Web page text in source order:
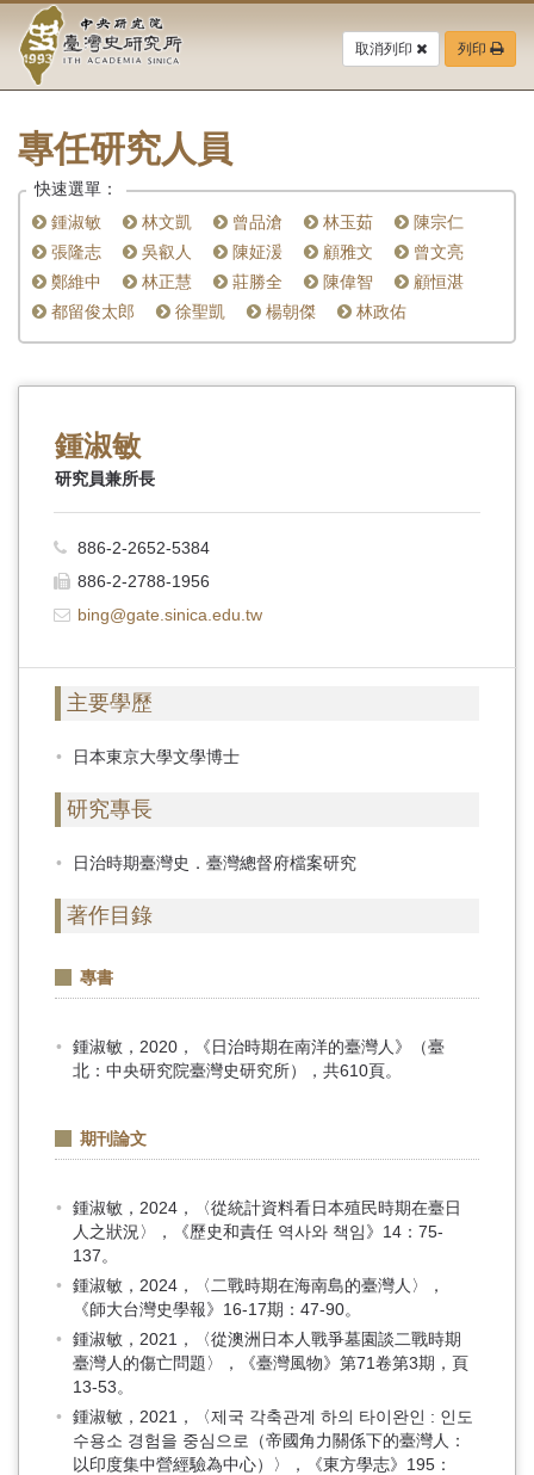
要
中
央
研
究
院-
臺
灣
史
研
究
所-
首
頁
取消列印 列印
專任研究人員
快速選單：
鍾淑敏
林文凱 曾品滄 林玉茹
陳宗仁
張隆志
吳叡人 陳姃湲 顧雅文
曾文亮
鄭維中
林正慧 莊勝全 陳偉智
顧恒湛
都留俊太郎
徐聖凱 楊朝傑 林政佑
鍾淑敏
研究員兼所長
886-2-2652-5384
886-2-2788-1956
bing@gate.sinica.edu.tw
主要學歷
日本東京大學文學博士
研究專長
日治時期臺灣史．臺灣總督府檔案研究
著作目錄
專書
鍾淑敏，2020，《日治時期在南洋的臺灣人》（臺
北：中央研究院臺灣史研究所），共610頁。
期刊論文
鍾淑敏，2024，〈從統計資料看日本殖民時期在臺日
人之狀況〉，《歷史和責任 역사와 책임》14：75-
137。
鍾淑敏，2024，〈二戰時期在海南島的臺灣人〉，
《師大台灣史學報》16-17期：47-90。
鍾淑敏，2021，〈從澳洲日本人戰爭墓園談二戰時期
臺灣人的傷亡問題〉，《臺灣風物》第71卷第3期，頁
13-53。
鍾淑敏，2021，〈제국 각축관계 하의 타이완인 : 인도
수용소 경험을 중심으로（帝國角力關係下的臺灣人：
以印度集中營經驗為中心）〉，《東方學志》195：